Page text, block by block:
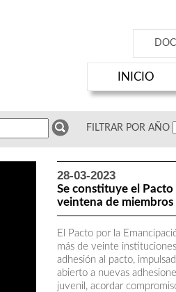
INICIO
FILTRAR POR AÑO
28-03-2023
Se constituye el
veintena de miembros
El Pacto por la
más de veinte
adhesión al pacto,
abierto a nuevas
juvenil, acordar